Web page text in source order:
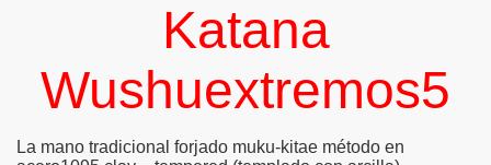
Katana
Wushuextremos5
La mano tradicional forjado muku-kitae método en